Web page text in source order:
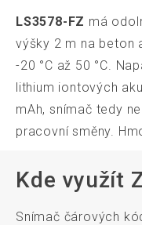
LS3578-FZ má
výšky 2 m na beton
-20 °C až 50 °C.
lithium iontových
mAh, snímač tedy
pracovní směny.
Kde využít
Snímač čárových